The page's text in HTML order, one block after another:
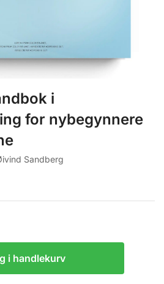
i
for nybegynnere
Sandberg
i handlekurv